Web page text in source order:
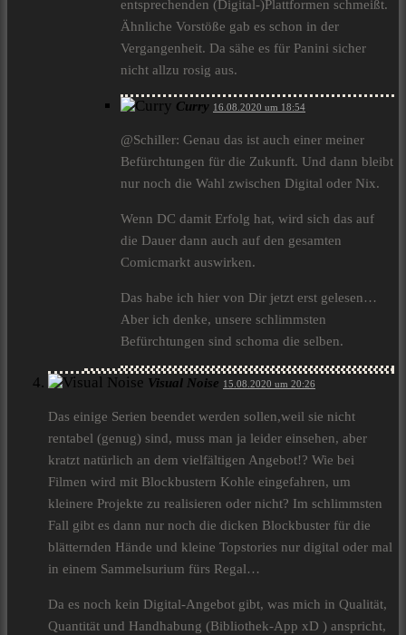
entsprechenden (Digital-)Plattformen schmeißt.
Ähnliche Vorstöße gab es schon in der
Vergangenheit. Da sähe es für Panini sicher
nicht allzu rosig aus.
Curry 16.08.2020 um 18:54
@Schiller: Genau das ist auch einer meiner
Befürchtungen für die Zukunft. Und dann bleibt
nur noch die Wahl zwischen Digital oder Nix.
Wenn DC damit Erfolg hat, wird sich das auf
die Dauer dann auch auf den gesamten
Comicmarkt auswirken.
Das habe ich hier von Dir jetzt erst gelesen…
Aber ich denke, unsere schlimmsten
Befürchtungen sind schoma die selben.
Visual Noise 15.08.2020 um 20:26
Das einige Serien beendet werden sollen,weil sie nicht
rentabel (genug) sind, muss man ja leider einsehen, aber
kratzt natürlich an dem vielfältigen Angebot!? Wie bei
Filmen wird mit Blockbustern Kohle eingefahren, um
kleinere Projekte zu realisieren oder nicht? Im schlimmsten
Fall gibt es dann nur noch die dicken Blockbuster für die
blätternden Hände und kleine Topstories nur digital oder mal
in einem Sammelsurium fürs Regal…
Da es noch kein Digital-Angebot gibt, was mich in Qualität,
Quantität und Handhabung (Bibliothek-App xD ) anspricht,